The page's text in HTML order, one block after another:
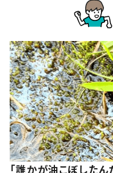
「誰かが油こぼした